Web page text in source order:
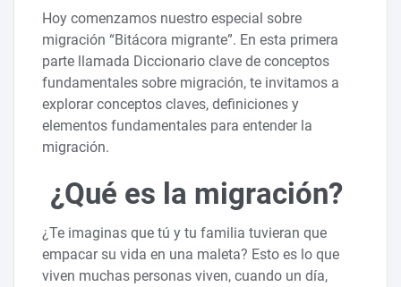
Hoy comenzamos nuestro especial sobre
migración “Bitácora migrante”. En esta primera
parte llamada Diccionario clave de conceptos
fundamentales sobre migración, te invitamos a
explorar conceptos claves, definiciones y
elementos fundamentales para entender la
migración.
¿Qué es la migración?
¿Te imaginas que tú y tu familia tuvieran que
empacar su vida en una maleta? Esto es lo que
viven muchas personas viven, cuando un día,